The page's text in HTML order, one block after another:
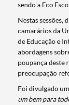
sendo a Eco
Nestas sessões,
camarários da
de Educação e
abordagens
poupança deste
preocupação
Foi divulgado
um bem para